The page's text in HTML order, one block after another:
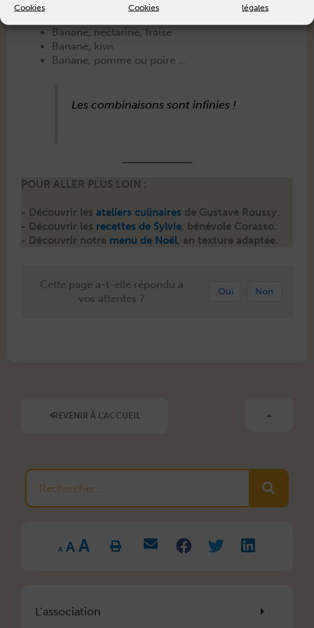
Cookies
Cookies
légales
Banane, nec­tarine, fraise
Banane, kiwi
Banane, pomme ou poire …
Les com­bi­naisons sont infinies !
POUR ALLER PLUS LOIN :
- Décou­vrir les ate­liers culi­naires de Gus­tave Roussy.
- Décou­vrir les recettes de Sylvie, bénév­ole Coras­so.
- Décou­vrir notre menu de Noël, en tex­ture adaptée.
Cette page a-t-elle répondu à
vos attentes ?
Oui Non
REVENIR À L'ACCUEIL
Rechercher
A
Decrease
font
size.
A Reset
font
size.
A Increase
font
size.
L’association